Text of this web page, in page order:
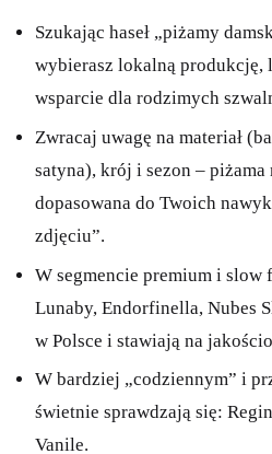
Szukając haseł „piżamy
wybierasz lokalną produkcję,
wsparcie dla rodzimych
Zwracaj uwagę na materiał
satyna), krój i sezon –
dopasowana do Twoich
zdjęciu”.
W segmencie premium i slow
Lunaby, Endorfinella, Nubes
w Polsce i stawiają na
W bardziej „codziennym” i
świetnie sprawdzają się:
Vanile.